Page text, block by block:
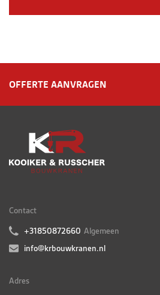
OFFERTE AANVRAGEN
Contact
+31850872660 Algemeen
info@krbouwkranen.nl
Adres